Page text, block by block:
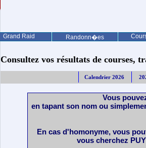
Grand Raid Randonn�es
Consultez vos résultats de courses,
Calendrier 2026
Vous
en tapant son nom ou
En cas d'homonyme, vous
vous cherchez